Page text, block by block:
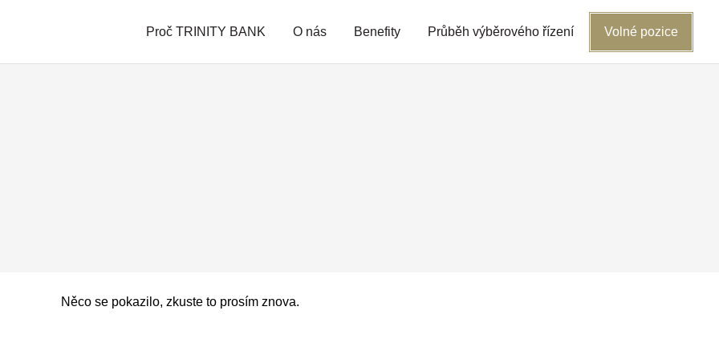
Proč TRINITY BANK O nás Benefity Průběh výběrového řízení Volné pozice
Něco se pokazilo, zkuste to prosím znova.